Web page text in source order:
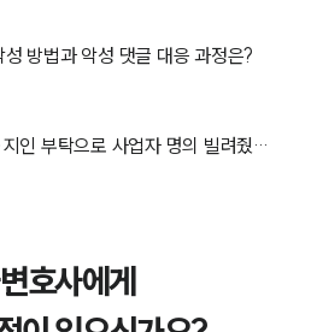
방법과 악성 댓글 대응 과정은?
사업자명의대여 신고, 가족·지인 부탁으로 사업자 명의 빌려줬다면
호사에게